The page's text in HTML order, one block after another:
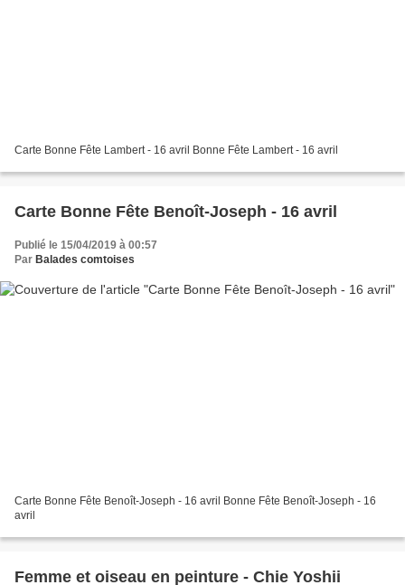
Carte Bonne Fête Lambert - 16 avril Bonne Fête Lambert - 16 avril
Carte Bonne Fête Benoît-Joseph - 16 avril
Publié le 15/04/2019 à 00:57
Par Balades comtoises
Carte Bonne Fête Benoît-Joseph - 16 avril Bonne Fête Benoît-Joseph - 16
avril
Femme et oiseau en peinture - Chie Yoshii